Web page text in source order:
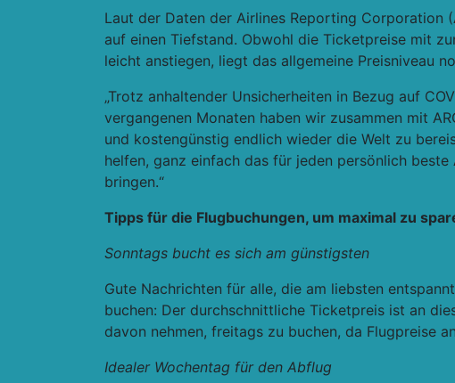
Laut der Daten der Airlines Reporting Corporation
auf einen Tiefstand. Obwohl die Ticketpreise mit
leicht anstiegen, liegt das allgemeine Preisniveau
„Trotz anhaltender Unsicherheiten in Bezug auf
vergangenen Monaten haben wir zusammen mit
und kostengünstig endlich wieder die Welt zu
helfen, ganz einfach das für jeden persönlich
bringen.“
Tipps für die Flugbuchungen, um maximal zu
Sonntags bucht es sich am günstigsten
Gute Nachrichten für alle, die am liebsten
buchen: Der durchschnittliche Ticketpreis ist an
davon nehmen, freitags zu buchen, da Flugpreise
Idealer Wochentag für den Abflug